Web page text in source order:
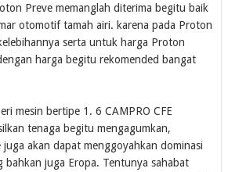
Preve memanglah diterima begitu baik
otomotif tamah airi. karena pada Proton
serta untuk harga Proton
harga begitu rekomended bangat
bertipe 1. 6 CAMPRO CFE
tenaga begitu mengagumkan,
akan dapat menggoyahkan dominasi
bahkan juga Eropa. Tentunya sahabat